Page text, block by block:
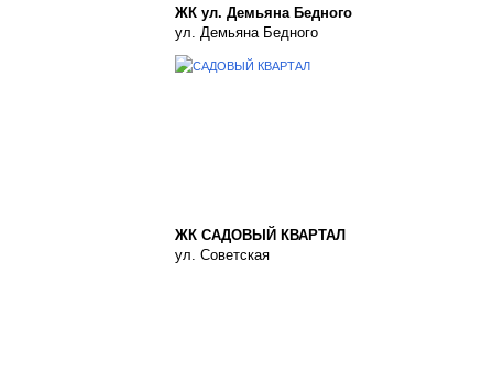
ЖК ул. Демьяна Бедного
ул. Демьяна Бедного
ЖК САДОВЫЙ КВАРТАЛ
ул. Советская